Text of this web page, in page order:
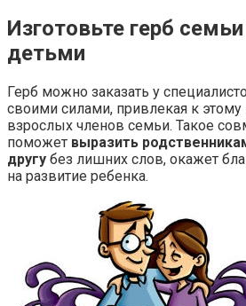
Изготовьте герб
детьми
Герб можно заказать у
своими силами, привлекая к этому
взрослых членов семьи. Такое
поможет выразить
другу без лишних слов, окажет
на развитие ребенка.